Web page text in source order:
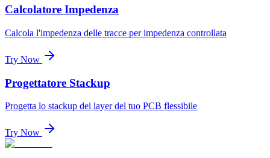
Calcolatore Impedenza
Calcola l'impedenza delle tracce per impedenza controllata
Try Now
Progettatore Stackup
Progetta lo stackup dei layer del tuo PCB flessibile
Try Now